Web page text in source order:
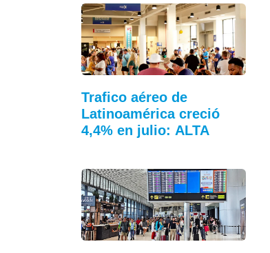
Trafico aéreo de
Latinoamérica creció
4,4% en julio: ALTA